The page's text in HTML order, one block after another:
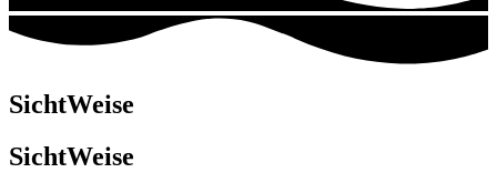
SichtWeise
SichtWeise